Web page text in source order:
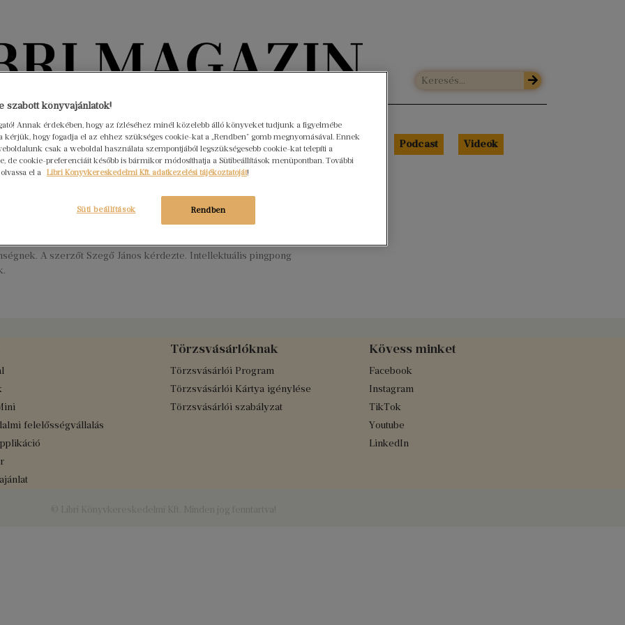
Könyvektől az olvasókig
Interjúk Beleolvasó A hónap könyvei HÍREK Libri Portré Podcast Videók
szomorú könyv. Vagy nem?
A szerzőt Szegő János kérdezte. Intellektuális pingpong
felelősségvállalás
Törzsvásárlóknak
Törzsvásárlói Program
Törzsvásárlói Kártya igénylése
Törzsvásárlói szabályzat
Kövess minket
Facebook
Instagram
TikTok
Youtube
LinkedIn
szabott könyvajánlatok!
Annak érdekében, hogy az ízléséhez minél közelebb álló könyveket tudjunk a figyelmébe
kérjük, hogy fogadja el az ehhez szükséges cookie-kat a „Rendben” gomb megnyomásával. Ennek
csak a weboldal használata szempontjából legszükségesebb cookie-kat telepíti a
de cookie-preferenciáit később is bármikor módosíthatja a Sütibeállítások menüpontban. További
el a Libri Könyvkereskedelmi Kft. adatkezelési tájékoztatóját!
Rendben
Süti beállítások